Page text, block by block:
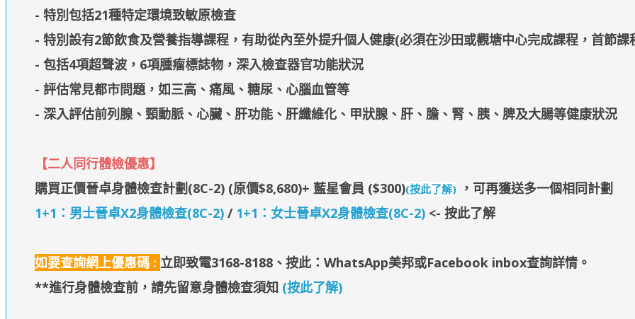
- 特別包括21種特定環境致敏原檢查
- 特別設有2節飲食及營養指導課程，有助從內至外提升個人健康(必須在沙田或觀塘中心完成課程，首節
- 包括4項超聲波，6項腫瘤標誌物，深入檢查器官功能狀況
- 評估常見都市問題，如三高、痛風、糖尿、心腦血管等
- 深入評估前列腺、頸動脈、心臟、肝功能、肝纖維化、甲狀腺、肝、膽、腎、胰、脾及大腸等健康狀況
【二人同行體檢優惠】
購買正價晉卓身體檢查計劃(8C-2) (原價$8,680)+ 藍星會員 ($300)(按此了解) ，可再獲送多一個相同計劃
1+1：男士晉卓X2身體檢查(8C-2)/ 1+1：女士晉卓X2身體檢查(8C-2)<- 按此了解
如要查詢網上優惠碼 : 立即致電3168-8188、 按此：WhatsApp美邦或Facebook inbox查詢詳情。
**進行身體檢查前，請先留意身體檢查須知 (按此了解)